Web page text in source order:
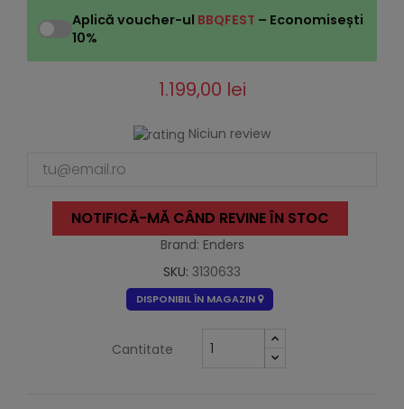
Aplică voucher-ul BBQFEST – Economisești
10%
1.199,00 lei
Niciun review
NOTIFICĂ-MĂ CÂND REVINE ÎN STOC
Brand: Enders
SKU: 3130633
DISPONIBIL ÎN MAGAZIN
Cantitate